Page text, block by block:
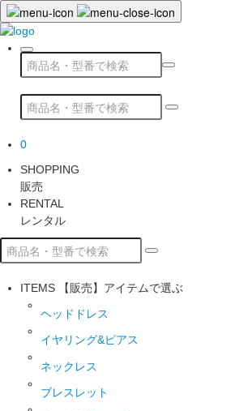
0
SHOPPING
販売
RENTAL
レンタル
ITEMS 【販売】アイテムで選ぶ
ヘッドドレス
イヤリング&ピアス
ネックレス
ブレスレット